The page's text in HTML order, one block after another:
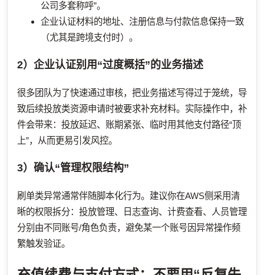
公司多套称呼”。
企业认证材料的地址、注册信息与付款信息保持一致
（尤其是跨境支付时）。
2）企业认证别用“过度概括”的业务描述
很多团队为了快速通过审核，把业务描述写得过于笼统，导
致后续投放类资源申请时被要求补充材料。实际操作中，补
件会带来：投放延迟、账期紧张、临时用其他支付路径“顶
上”，从而更易引发风控。
3）确认“管理权限结构”
刷单类异常通常伴随脚本化行为。建议你在AWS侧采用清
晰的权限拆分：投放管理、日志查询、计费查看、人员管理
分别由不同账号/角色负责，避免某一个账号因异常操作频
繁触发验证。